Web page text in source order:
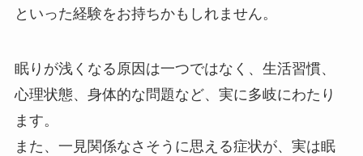
といった経験をお持ちかもしれません。
眠りが浅くなる原因は一つではなく、生活習慣、
心理状態、身体的な問題など、実に多岐にわたり
ます。
また、一見関係なさそうに思える症状が、実は眠